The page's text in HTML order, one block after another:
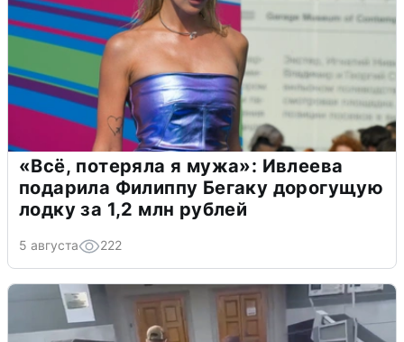
«Всё, потеряла я мужа»: Ивлеева
подарила Филиппу Бегаку дорогущую
лодку за 1,2 млн рублей
5 августа 222